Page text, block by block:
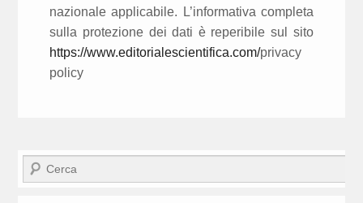
nazionale applicabile. L’informativa completa
sulla protezione dei dati è reperibile sul sito
https://www.editorialescientifica.com/privacy
policy
Cerca